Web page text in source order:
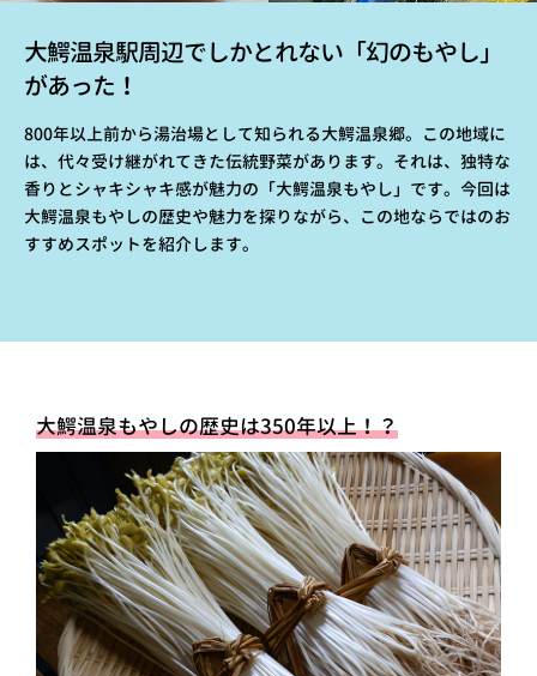
大鰐温泉駅周辺でしかとれない「幻のもやし」
があった！
800年以上前から湯治場として知られる大鰐温泉郷。この地域に
は、代々受け継がれてきた伝統野菜があります。それは、独特な
香りとシャキシャキ感が魅力の「大鰐温泉もやし」です。今回は
大鰐温泉もやしの歴史や魅力を探りながら、この地ならではのお
すすめスポットを紹介します。
大鰐温泉もやしの歴史は350年以上！？